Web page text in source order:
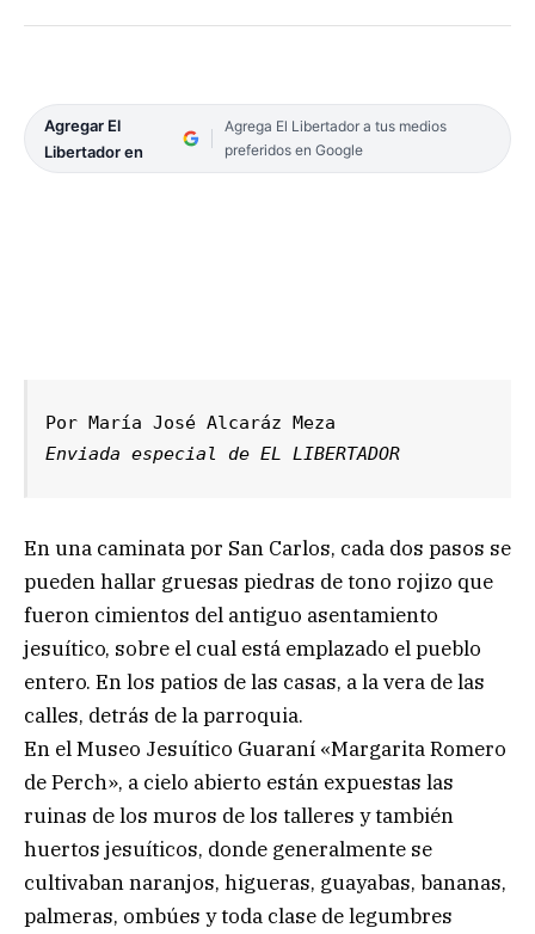
Agregar El
Libertador en
Agrega El Libertador a tus medios
preferidos en Google
Enviada especial de EL LIBERTADOR
En una caminata por San Carlos, cada dos pasos se
pueden hallar gruesas piedras de tono rojizo que
fueron cimientos del antiguo asentamiento
jesuítico, sobre el cual está emplazado el pueblo
entero. En los patios de las casas, a la vera de las
calles, detrás de la parroquia.
En el Museo Jesuítico Guaraní «Margarita Romero
de Perch», a cielo abierto están expuestas las
ruinas de los muros de los talleres y también
huertos jesuíticos, donde generalmente se
cultivaban naranjos, higueras, guayabas, bananas,
palmeras, ombúes y toda clase de legumbres